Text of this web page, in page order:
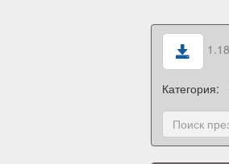
Категория: